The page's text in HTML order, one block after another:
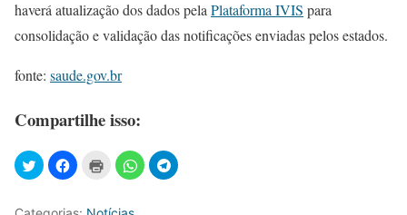
haverá atualização dos dados pela Plataforma IVIS para
consolidação e validação das notificações enviadas pelos estados.
fonte: saude.gov.br
Compartilhe isso: